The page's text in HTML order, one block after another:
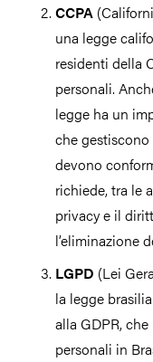
CCPA
una legge
residenti della
personali.
legge ha un
che
devono
richiede, tra le
privacy e il
l’eliminazione
LGPD (Lei
la legge
alla GDPR,
personali in